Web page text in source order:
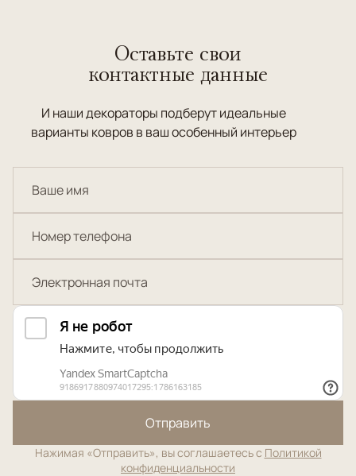
Оставьте свои
контактные данные
И наши декораторы подберут идеальные
варианты ковров в ваш особенный интерьер
Отправить
Нажимая «Отправить», вы соглашаетесь с Политикой
конфиденциальности